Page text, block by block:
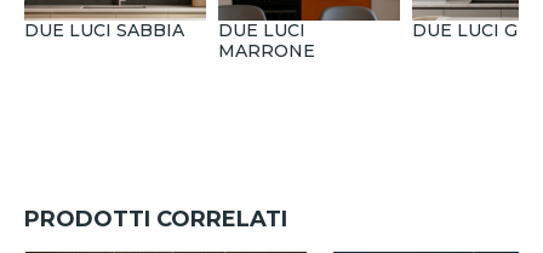
DUE LUCI SABBIA
DUE LUCI
MARRONE
DUE LUCI
PRODOTTI CORRELATI